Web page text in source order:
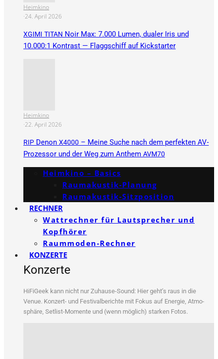
Heimkino
·24. April 2026
XGIMI TITAN Noir Max: 7.000 Lumen, dualer Iris und
10.000:1 Kontrast — Flaggschiff auf Kickstarter
Heimkino
·22. April 2026
RIP Denon X4000 – Meine Suche nach dem perfekten AV-
Prozessor und der Weg zum Anthem AVM70
Heimkino – Basics
Raumakustik-Planung
Raumakustik-Sitzposition
RECHNER
Wattrechner für Lautsprecher und
Kopfhörer
Raummoden-Rechner
KONZERTE
Konzerte
HiFi­Ge­ek kann nicht nur Zuhau­se-Sound: Hier geht’s raus in die
Venue. Kon­zert- und Fes­ti­val­be­rich­te mit Fokus auf Ener­gie, Atmo­
sphä­re, Set­list-Momen­te und (wenn mög­lich) star­ken Fotos.